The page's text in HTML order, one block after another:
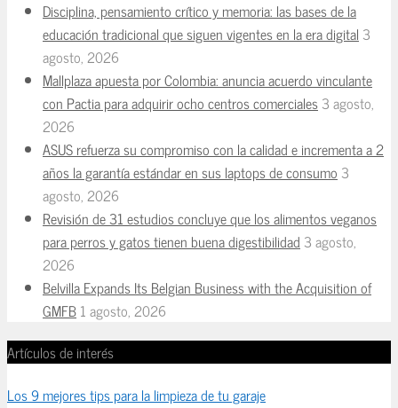
Disciplina, pensamiento crítico y memoria: las bases de la
educación tradicional que siguen vigentes en la era digital 3
agosto, 2026
Mallplaza apuesta por Colombia: anuncia acuerdo vinculante
con Pactia para adquirir ocho centros comerciales3 agosto,
2026
ASUS refuerza su compromiso con la calidad e incrementa a 2
años la garantía estándar en sus laptops de consumo 3
agosto, 2026
Revisión de 31 estudios concluye que los alimentos veganos
para perros y gatos tienen buena digestibilidad 3 agosto,
2026
Belvilla Expands Its Belgian Business with the Acquisition of
GMFB1 agosto, 2026
Artículos de interés
Los 9 mejores tips para la limpieza de tu garaje